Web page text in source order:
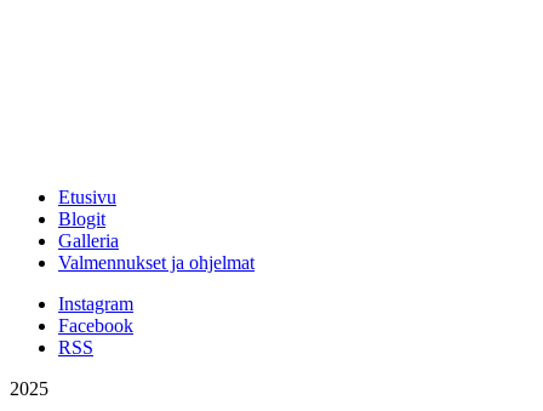
Etusivu
Blogit
Galleria
Valmennukset ja ohjelmat
Instagram
Facebook
RSS
2025